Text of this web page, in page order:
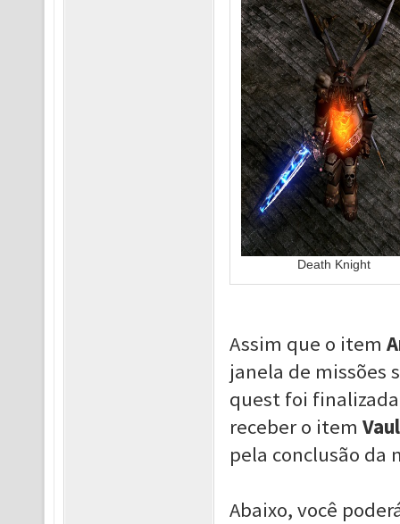
Death Knight
Assim que o item
janela de missões
quest foi
receber o item
pela conclusão da
Abaixo, você